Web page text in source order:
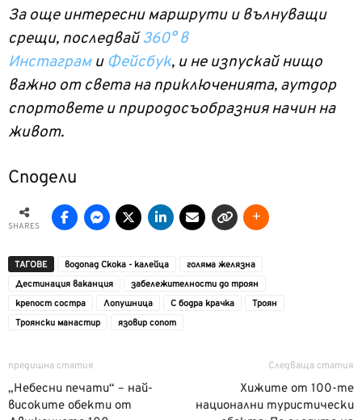
За още интересни маршрути и вълнуващи
срещи, последвай360° в
Инстаграм и Фейсбук, и не изпускай нищо
важно от света на приключенията, аутдор
спортовете и природосъобразния начин на
живот.
Сподели
SHARES
ТАГОВЕ водопад Скока - калейца
голяма желязна
Дестинация ваканция
забележителности до троян
крепост состра
Лопушница С бодра крачка
Троян
Троянски манастир
язовир сопот
предишна статия
„Небесни печати“ – най-
високите обекти от
Следваща статия
Хижите от 100-те
национални туристически